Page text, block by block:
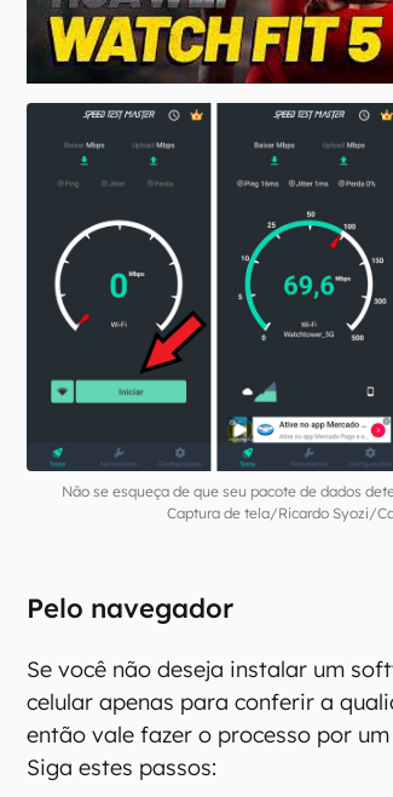
00:00/04:51
Não se esqueça de que seu pacote de dados
Captura de tela/Ricardo Syozi/
Pelo navegador
Se você não deseja instalar um
celular apenas para conferir a
então vale fazer o processo por
Siga estes passos: